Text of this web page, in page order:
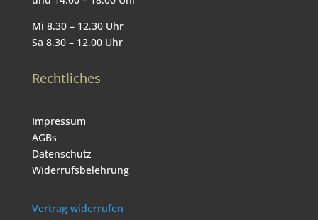
Mi 8.30 – 12.30 Uhr
Sa 8.30 – 12.00 Uhr
Rechtliches
Impressum
AGBs
Datenschutz
Widerrufsbelehrung
Vertrag widerrufen